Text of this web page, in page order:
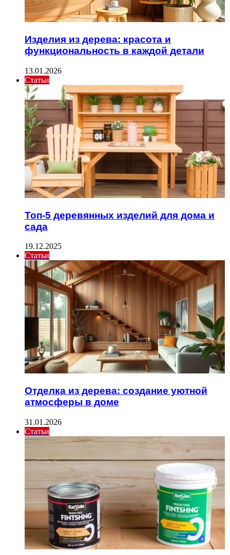
Изделия из дерева: красота и
функциональность в каждой детали
13.01.2026
Статьи
Топ-5 деревянных изделий для дома и
сада
19.12.2025
Статьи
Отделка из дерева: создание уютной
атмосферы в доме
31.01.2026
Статьи